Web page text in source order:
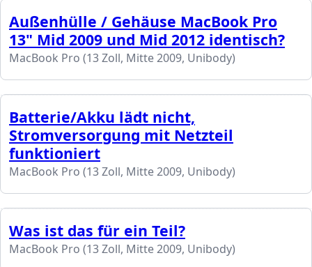
Außenhülle / Gehäuse MacBook Pro
13" Mid 2009 und Mid 2012 identisch?
MacBook Pro (13 Zoll, Mitte 2009, Unibody)
Batterie/Akku lädt nicht,
Stromversorgung mit Netzteil
funktioniert
MacBook Pro (13 Zoll, Mitte 2009, Unibody)
Was ist das für ein Teil?
MacBook Pro (13 Zoll, Mitte 2009, Unibody)